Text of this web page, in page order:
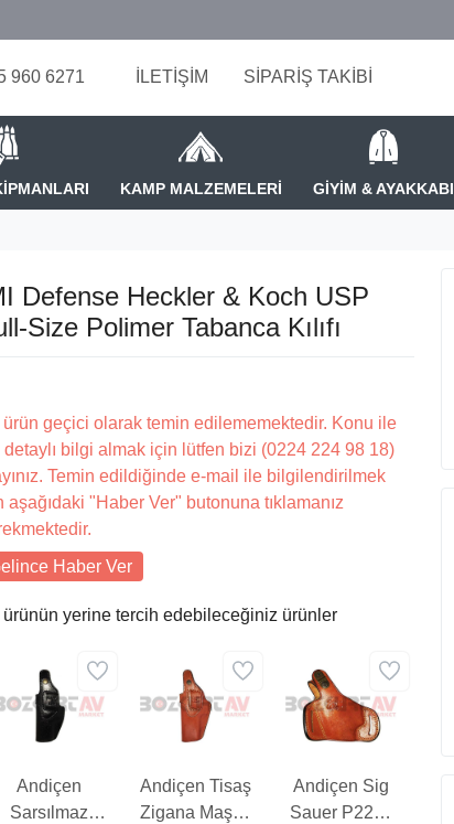
960 6271 İLETİŞİM SİPARİŞ TAKİBİ
KAMP MALZEMELERİ GİYİM & AYAKKABI
Defense Heckler & Koch USP
Size Polimer Tabanca Kılıfı
ürün geçici olarak temin edilememektedir. Konu ile
detaylı bilgi almak için lütfen bizi (0224 224 98 18)
Temin edildiğinde e-mail ile bilgilendirilmek
aşağıdaki "Haber Ver" butonuna tıklamanız
Haber Ver
ürünün yerine tercih edebileceğiniz ürünler
Andiçen
Sarsılmaz
Andiçen Tisaş
Zigana Maşalı
Andiçen Sig
Sauer P228 /